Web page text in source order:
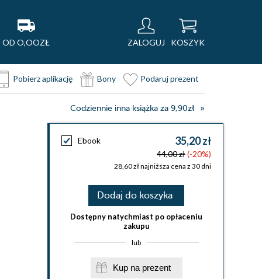
OD O,OOZŁ ZALOGUJ KOSZYK
Pobierz aplikację Bony Podaruj prezent
Codziennie inna książka za 9,90zł
Ebook 35,20 zł
44,00 zł(-20%)
28,60 zł najniższa cena z 30 dni
Dodaj do koszyka
Dostępny natychmiast po opłaceniu
zakupu
lub
Kup na prezent